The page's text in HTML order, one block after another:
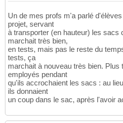
Un de mes profs m'a parlé
projet, servant
à transporter (en hauteur) les sacs
marchait très bien,
en tests, mais pas le reste du
tests, ça
marchait à nouveau très bien. Plus
employés pendant
qu'ils accrochaient les sacs : au
ils donnaient
un coup dans le sac, après l'avoir